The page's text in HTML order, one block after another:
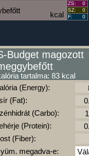
kcal
ZS:
0
SZ:
0
F:
0
Budget magozott
tartalma: 83 kcal
(Energy):
(Fat):
(Carbo):
(Protein):
(Fiber):
megadva-e: